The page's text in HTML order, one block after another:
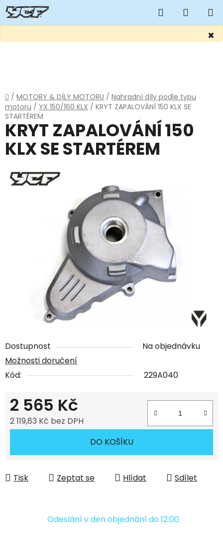
×
Hledat
KOŠÍK
Domů
/ MOTORY & DÍLY MOTORU / Nahradní díly podle typu
motoru / YX 150/160 KLX / KRYT ZAPALOVÁNÍ 150 KLX SE
STARTÉREM
Dostupnost
Na objednávku
Možnosti doručení
Kód:
229A040
2 565 Kč
2 119,83 Kč bez DPH
DO KOŠÍKU
Tisk Zeptat se Hlídat Sdílet
KRYT ZAPALOVÁNÍ 150
KLX SE STARTÉREM
Odeslání v den objednání do 12:00